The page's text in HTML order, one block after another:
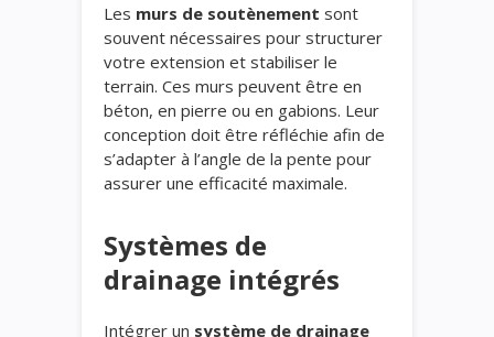
Les murs de soutènement sont
souvent nécessaires pour structurer
votre extension et stabiliser le
terrain. Ces murs peuvent être en
béton, en pierre ou en gabions. Leur
conception doit être réfléchie afin de
s’adapter à l’angle de la pente pour
assurer une efficacité maximale.
Systèmes de
drainage intégrés
Intégrer un système de drainage